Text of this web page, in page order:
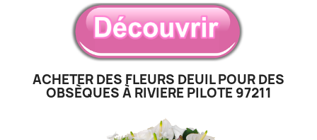
ACHETER DES FLEURS DEUIL POUR DES
OBSÈQUES À RIVIERE PILOTE 97211